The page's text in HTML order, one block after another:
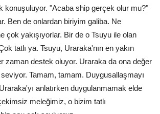
konuşuluyor. "Acaba ship gerçek olur mu?"
Ben de onlardan biriyim galiba. Ne
çok yakışıyorlar. Bir de o Tsuyu ile olan
tatlı ya. Tsuyu, Uraraka'nın en yakın
zaman destek oluyor. Uraraka da ona değer
Tamam, tamam. Duygusallaşmayı
anlatırken duygulanmamak elde
meleğimiz, o bizim tatlı